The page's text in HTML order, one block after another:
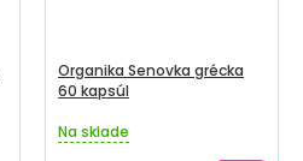
Organika Senovka grécka
60 kapsúl
Priemerné
Na sklade